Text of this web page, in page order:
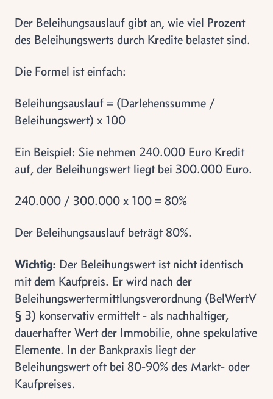
Der Beleihungsauslauf gibt an, wie viel Prozent
des Beleihungswerts durch Kredite belastet sind.
Die Formel ist einfach:
Beleihungsauslauf = (Darlehenssumme /
Beleihungswert) x 100
Ein Beispiel: Sie nehmen 240.000 Euro Kredit
auf, der Beleihungswert liegt bei 300.000 Euro.
240.000 / 300.000 x 100 = 80%
Der Beleihungsauslauf beträgt 80%.
Wichtig: Der Beleihungswert ist nicht identisch
mit dem Kaufpreis. Er wird nach der
Beleihungswertermittlungsverordnung (BelWertV
§ 3) konservativ ermittelt - als nachhaltiger,
dauerhafter Wert der Immobilie, ohne spekulative
Elemente. In der Bankpraxis liegt der
Beleihungswert oft bei 80-90% des Markt- oder
Kaufpreises.